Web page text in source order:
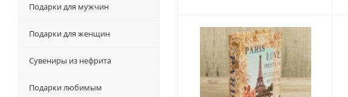
Подарки для мужчин
Подарки для женщин
Сувениры из нефрита
Подарки любимым